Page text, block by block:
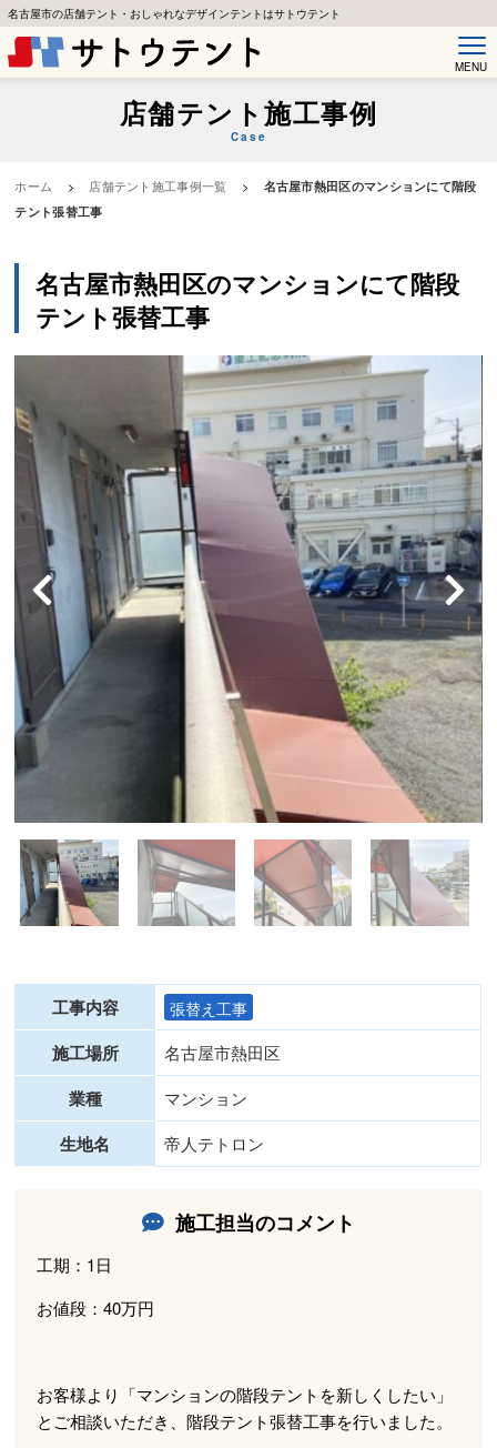
名古屋市の店舗テント・おしゃれなデザインテントはサトウテント
MENU
店舗テント施工事例
Case
ホーム > 店舗テント施工事例一覧 >
名古屋市熱田区のマンションにて階段
テント張替工事
名古屋市熱田区のマンションにて階段
テント張替工事
工事内容 張替え工事
施工場所 名古屋市熱田区
業種 マンション
生地名 帝人テトロン
施工担当のコメント
工期：1日
お値段：40万円
お客様より「マンションの階段テントを新しくしたい」
とご相談いただき、階段テント張替工事を行いました。